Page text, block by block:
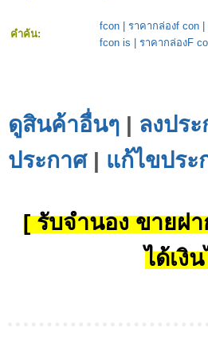
คำค้น:
fcon |ราคากล่องf con
fcon is
ราคากล่องF
ดูสินค้าอื่นๆ | ลงปร
ประกาศ| แก้ไขประ
[ รับจำนอง ขายฝ
ได้เงิ